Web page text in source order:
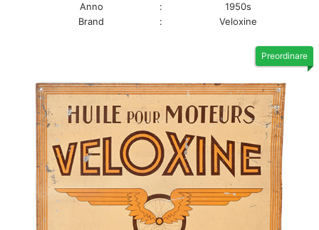
Anno
:
1950s
Brand
: Veloxine
Preordinare